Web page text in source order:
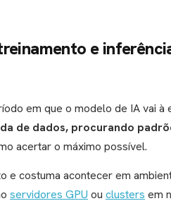
e
em que o modelo de IA vai à
de dados, procurando
acertar o máximo possível.
e costuma acontecer em
servidores GPU ou clusters em